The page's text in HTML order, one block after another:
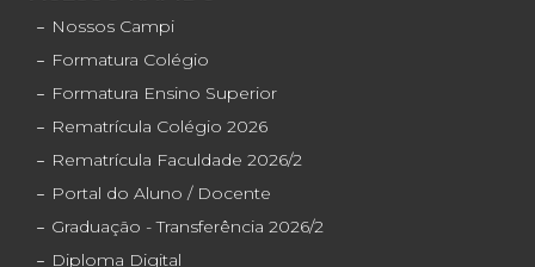
Nossos Campi
Formatura Colégio
Formatura Ensino Superior
Rematrícula Colégio 2026
Rematrícula Faculdade 2026/2
Portal do Aluno / Docente
Graduação - Transferência 2026/2
Diploma Digital